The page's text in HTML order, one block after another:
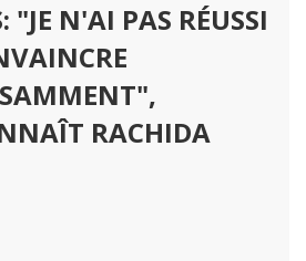
"JE N'AI PAS RÉUSSI
RACHIDA